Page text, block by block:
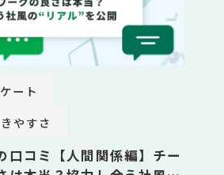
ート
やすさ
口コミ【人間関係編】チー